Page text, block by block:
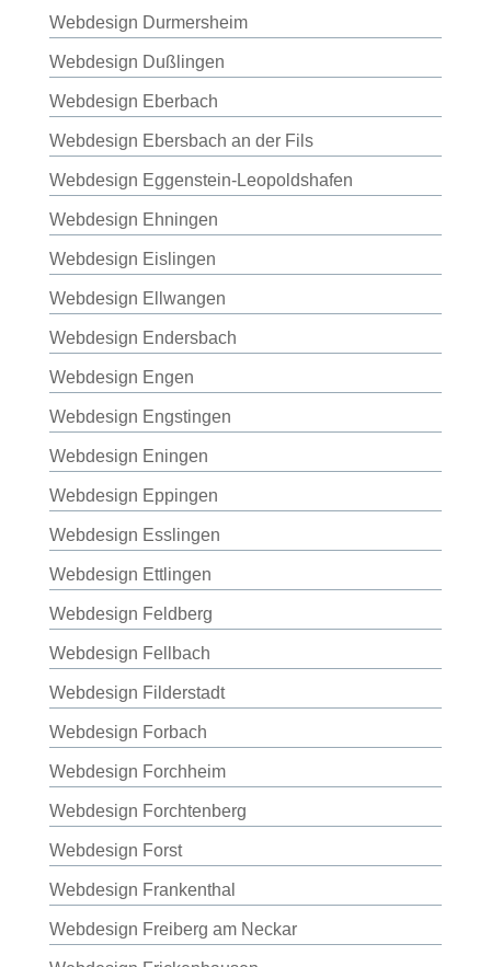
Webdesign Durmersheim
Webdesign Dußlingen
Webdesign Eberbach
Webdesign Ebersbach an der Fils
Webdesign Eggenstein-Leopoldshafen
Webdesign Ehningen
Webdesign Eislingen
Webdesign Ellwangen
Webdesign Endersbach
Webdesign Engen
Webdesign Engstingen
Webdesign Eningen
Webdesign Eppingen
Webdesign Esslingen
Webdesign Ettlingen
Webdesign Feldberg
Webdesign Fellbach
Webdesign Filderstadt
Webdesign Forbach
Webdesign Forchheim
Webdesign Forchtenberg
Webdesign Forst
Webdesign Frankenthal
Webdesign Freiberg am Neckar